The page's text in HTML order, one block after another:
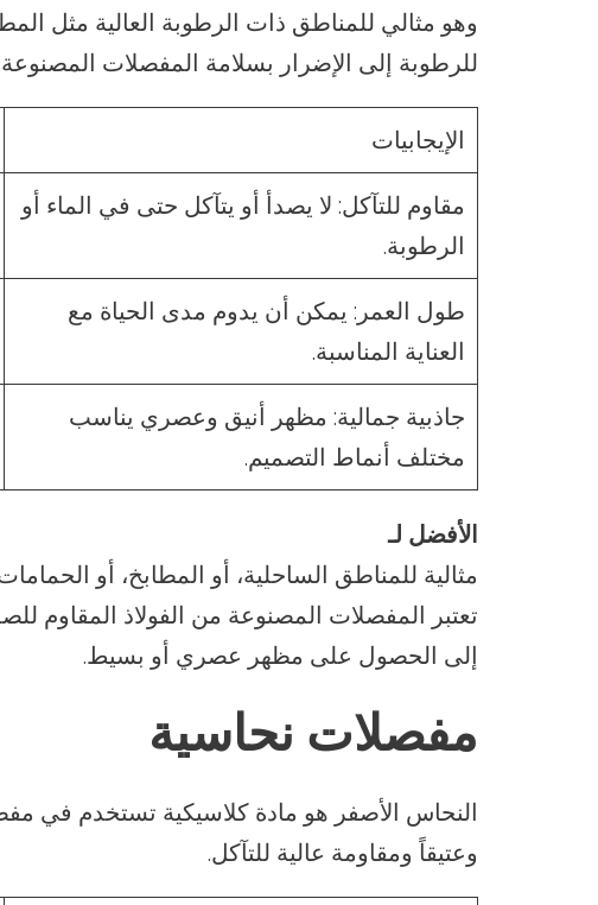
وهو مثالي للمناطق ذات الرطوبة العالية مثل
للرطوبة إلى الإضرار بسلامة المفصلات
الإيجابيات
مقاوم للتآكل: لا يصدأ أو يتآكل حتى في الماء أو
الرطوبة.
طول العمر: يمكن أن يدوم مدى الحياة مع
العناية المناسبة.
جاذبية جمالية: مظهر أنيق وعصري يناسب
مختلف أنماط التصميم.
الأفضل لـ
مثالية للمناطق الساحلية، أو المطابخ، أو
تعتبر المفصلات المصنوعة من الفولاذ المقاوم
إلى الحصول على مظهر عصري أو بسيط.
مفصلات نحاسية
النحاس الأصفر هو مادة كلاسيكية تستخدم في
وعتيقاً ومقاومة عالية للتآكل.